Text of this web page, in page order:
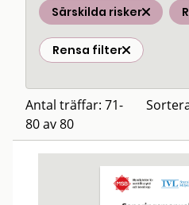
Särskilda risker
Rensa filter
Antal träffar: 71-
80 av 80